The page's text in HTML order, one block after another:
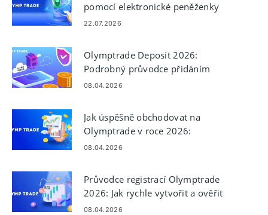
pomocí elektronické peněženky
Skrill: Kroky a limity
22.07.2026
Olymptrade Deposit 2026:
Podrobný průvodce přidáním
peněz, nákladů a doby
08.04.2026
Jak úspěšně obchodovat na
Olymptrade v roce 2026:
Průvodce pro začátečníky a
08.04.2026
Průvodce registrací Olymptrade
2026: Jak rychle vytvořit a ověřit
svůj účet
08.04.2026